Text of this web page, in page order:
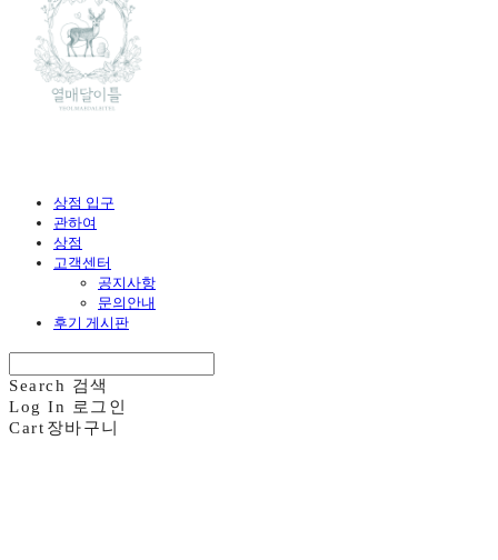
상점 입구
관하여
상점
고객센터
공지사항
문의안내
후기 게시판
Search 검색
Log In
로그인
Cart 장바구니